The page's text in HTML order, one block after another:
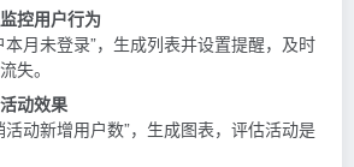
控用户行为
本月未登录”，生成列表并设置提醒，及时
失。
动效果
活动新增用户数”，生成图表，评估活动是